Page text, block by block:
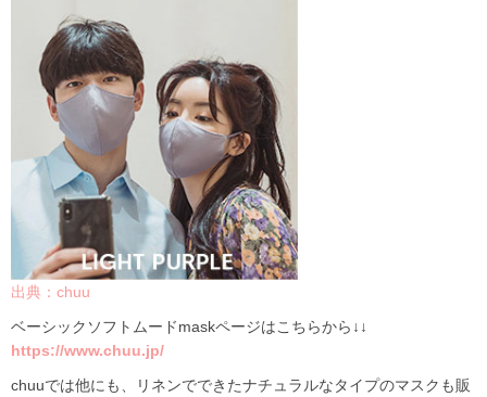
出典：chuu
ベーシックソフトムードmaskページはこちらから↓↓
https://www.chuu.jp/
chuuでは他にも、リネンでできたナチュラルなタイプのマスクも販